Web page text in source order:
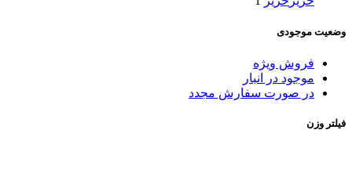
وضعیت موجودی
فروش ویژه
موجود در انبار
در صورت سفارش مجدد
فیلتر وزن